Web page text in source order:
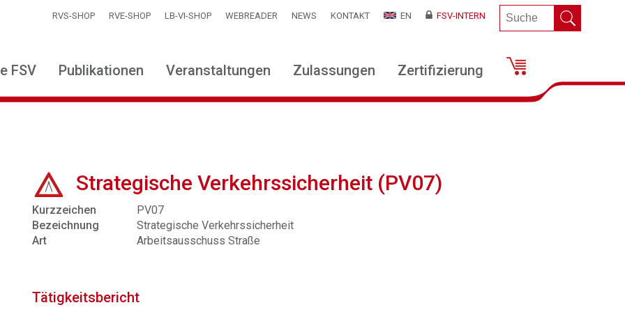
RVS-SHOP RVE-SHOP LB-VI-SHOP WEBREADER NEWS KONTAKT EN FSV-INTERN
FSV Publikationen Veranstaltungen Zulassungen Zertifizierung
Strategische Verkehrssicherheit (PV07)
Kurzzeichen
PV07
Bezeichnung
Strategische Verkehrssicherheit
Art
Arbeitsausschuss Straße
Tätigkeitsbericht